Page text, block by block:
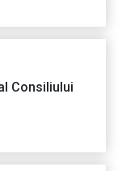
Consiliului